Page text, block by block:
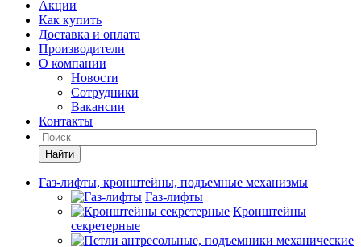
Акции
Как купить
Доставка и оплата
Производители
О компании
Новости
Сотрудники
Вакансии
Контакты
Найти
Газ-лифты, кронштейны, подъемные механизмы
Газ-лифты
Кронштейны
секретерные